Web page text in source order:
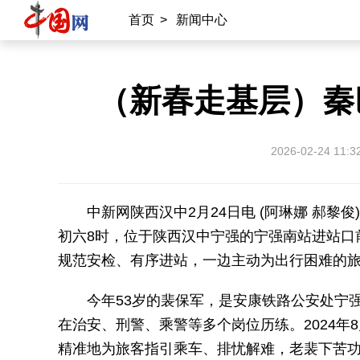
首页 > 新闻中心
（新春走基层）
2026-02-24
中新网陕西汉中2月24日电 (阿琳娜 郝黎
初六8时，位于陕西汉中宁强的宁强南站进站
规范安检、有序进站，一边主动为出行困难的
今年53岁的裴保军，是安康铁路公安处宁
在治安、刑警、乘警等多个岗位历练。2024
精准地为旅客指引乘车、排忧解难，老裴下苦